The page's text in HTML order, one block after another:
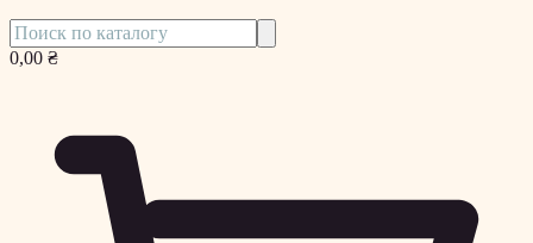
0,00 ₴